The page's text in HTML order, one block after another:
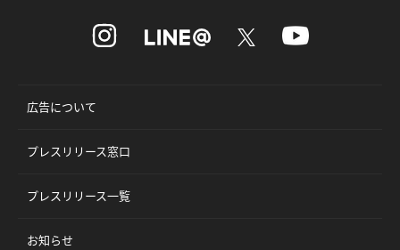
広告について
プレスリリース窓口
プレスリリース一覧
お知らせ